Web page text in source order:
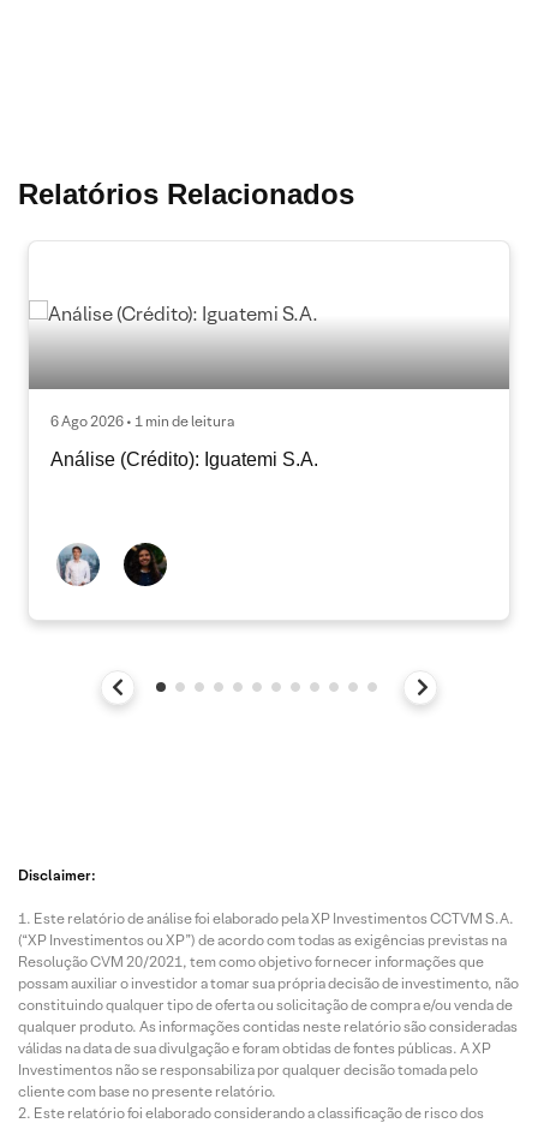
Relatórios Relacionados
6 Ago 2026 • 1 min de leitura
Análise (Crédito): Iguatemi S.A.
Disclaimer:
Este relatório de análise foi elaborado pela XP Investimentos CCTVM S.A.
(“XP Investimentos ou XP”) de acordo com todas as exigências previstas na
Resolução CVM 20/2021, tem como objetivo fornecer informações que
possam auxiliar o investidor a tomar sua própria decisão de investimento, não
constituindo qualquer tipo de oferta ou solicitação de compra e/ou venda de
qualquer produto. As informações contidas neste relatório são consideradas
válidas na data de sua divulgação e foram obtidas de fontes públicas. A XP
Investimentos não se responsabiliza por qualquer decisão tomada pelo
cliente com base no presente relatório.
Este relatório foi elaborado considerando a classificação de risco dos